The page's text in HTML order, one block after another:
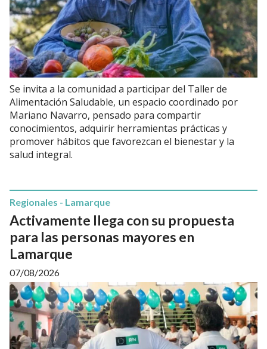
Se invita a la comunidad a participar del Taller de
Alimentación Saludable, un espacio coordinado por
Mariano Navarro, pensado para compartir
conocimientos, adquirir herramientas prácticas y
promover hábitos que favorezcan el bienestar y la
salud integral.
Activamente llega con su propuesta
para las personas mayores en
Lamarque
Regionales - Lamarque
07/08/2026